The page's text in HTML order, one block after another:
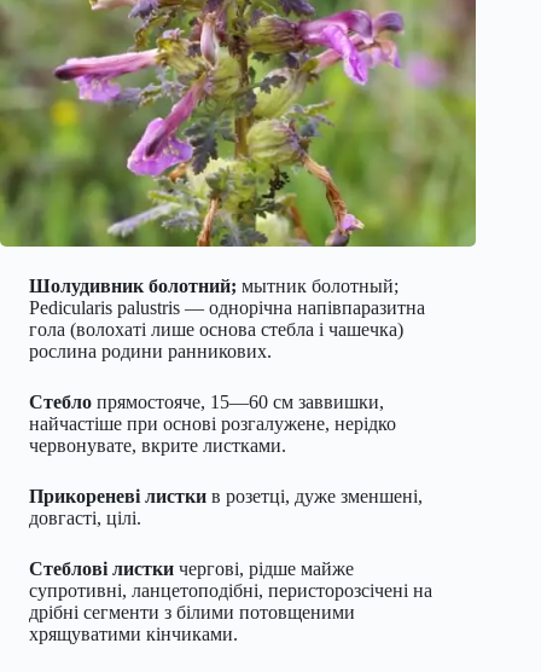
Шолудивник болотний; мытник болотный;
Pedicularis palustris — однорічна напівпаразитна
гола (волохаті лише основа стебла і чашечка)
рослина родини ранникових.
Стебло прямостояче, 15—60 см заввишки,
найчастіше при основі розгалужене, нерідко
червонувате, вкрите листками.
Прикореневі листки в розетці, дуже зменшені,
довгасті, цілі.
Стеблові листки чергові, рідше майже
супротивні, ланцетоподібні, перисторозсічені на
дрібні сегменти з білими потовщеними
хрящуватими кінчиками.